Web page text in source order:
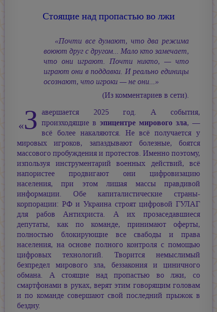
Стоящие над пропастью во лжи
«Почти все думают, что два режима
воюют друг с другом... Мало кто замечает,
что они играют. Почти никто, — что
играют они в поддавки. И реально единицы
осознают, что игроки — не они...»
(Из комментариев в сети).
«З авершается 2025 год. А события,
произходящие вэпицентре мирового зла, —
всё более накаляются. Не всё получается у
мировых игроков, запаздывают болезные, боятся
массового пробуждения и протестов. Именно поэтому,
изпользуя инструментарий военных действий, всё
напористее продвигают они цифровизацию
населения, при этом лишая массы правдивой
информации. Обе капиталистические страны-
корпорации: РФ и Украина строят цифровой ГУЛАГ
для рабов Антихриста. А их прозаседавшиеся
депутаты, как по команде, принимают оферты,
полностью блокирующие все свабоды и права
населения, на основе полного контроля с помощью
цифровых технологий. Творится немыслимый
безпредел мирового зла, беззакония и циничного
обмана. А стоящие над пропастью во лжи, со
смартфонами в руках, верят этим говорящим головам
и по команде совершают свой последний прыжок в
бездну.